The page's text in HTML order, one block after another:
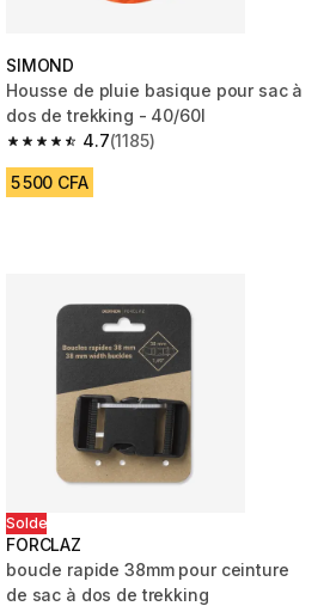
SIMOND
Housse de pluie basique pour sac à
dos de trekking - 40/60l
4.7
4.7 out of 5 stars from 1185 reviews
(1185)
5 500 CFA
Solde
FORCLAZ
boucle rapide 38mm pour ceinture
de sac à dos de trekking